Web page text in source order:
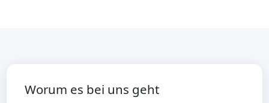
Worum es bei uns geht